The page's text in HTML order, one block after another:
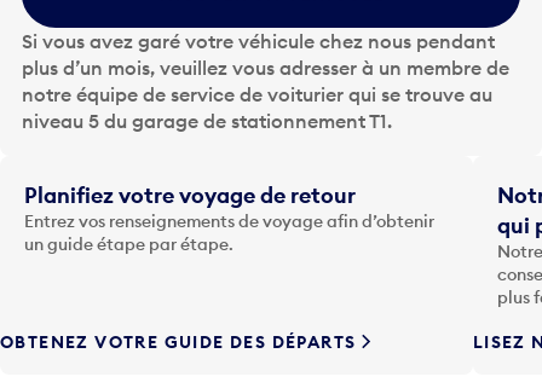
z
s
u
r
l
t
o
u
F
Si vous avez garé votre véhicule chez nous pendant
plus d’un mois, veuillez vous adresser à un membre de
notre équipe de service de voiturier qui se trouve au
niveau 5 du garage de stationnement T1.
Planifiez votre voyage de retour
Entrez vos renseignements de voyage afin d’obtenir
un guide étape par étape.
OBTENEZ VOTRE GUIDE DES DÉPARTS
qui
plus
LISEZ